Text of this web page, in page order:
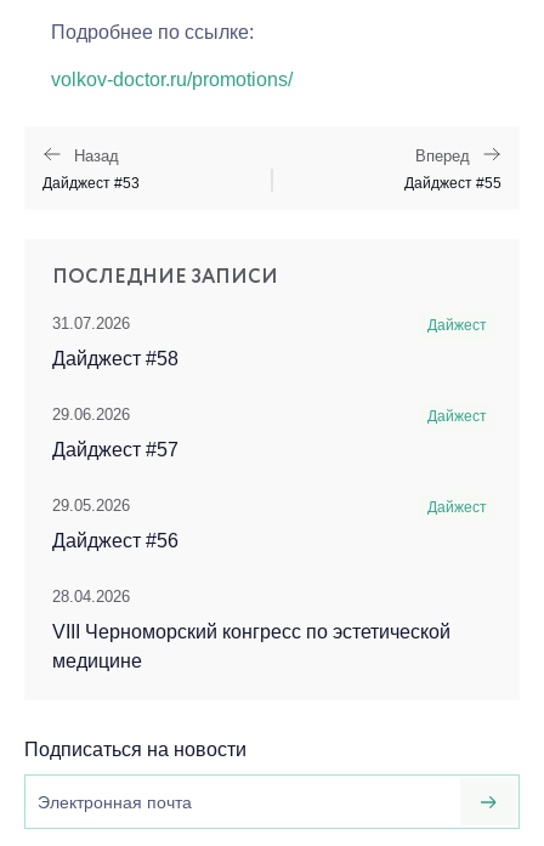
Подробнее по ссылке:
volkov-doctor.ru/promotions/
Назад
Дайджест #53
Вперед
Дайджест #55
ПОСЛЕДНИЕ ЗАПИСИ
Дайжест
31.07.2026
Дайджест #58
Дайжест
29.06.2026
Дайджест #57
Дайжест
29.05.2026
Дайджест #56
28.04.2026
VIII Черноморский конгресс по эстетической
медицине
Подписаться на новости